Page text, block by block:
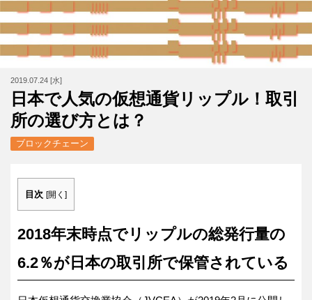
2019.07.24 [水]
日本で人気の仮想通貨リップル！取引
所の選び方とは？
ブロックチェーン
目次 [開く ]
2018年末時点でリップルの総発行量の
6.2％が日本の取引所で保管されている